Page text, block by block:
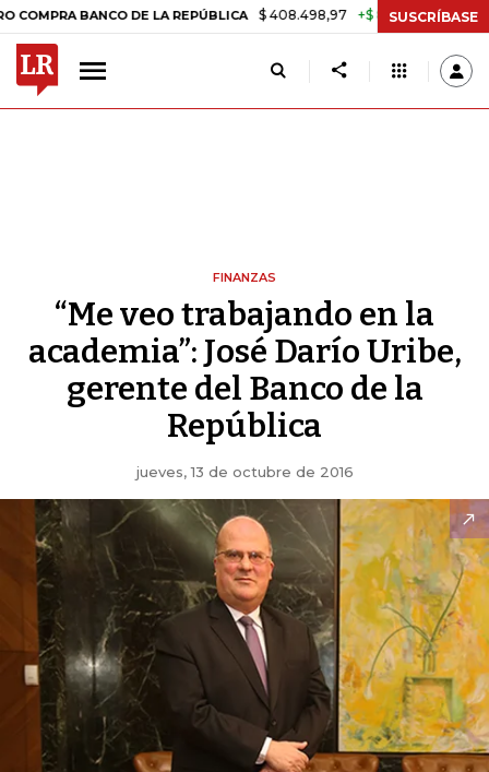
BANCO DE LA REPÚBLICA $ 408.498,97 +$ 8.753,81 +2,19%
SUSCRÍBASE
FINANZAS
“Me veo trabajando en la
academia”: José Darío Uribe,
gerente del Banco de la
República
jueves, 13 de octubre de 2016